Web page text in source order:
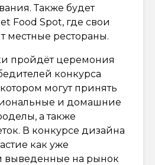
Также будет
Food Spot, где свои
местные рестораны.
пройдёт церемония
конкурса
могут принять
и домашние
а также
В конкурсе дизайна
как уже
выведенные на рынок